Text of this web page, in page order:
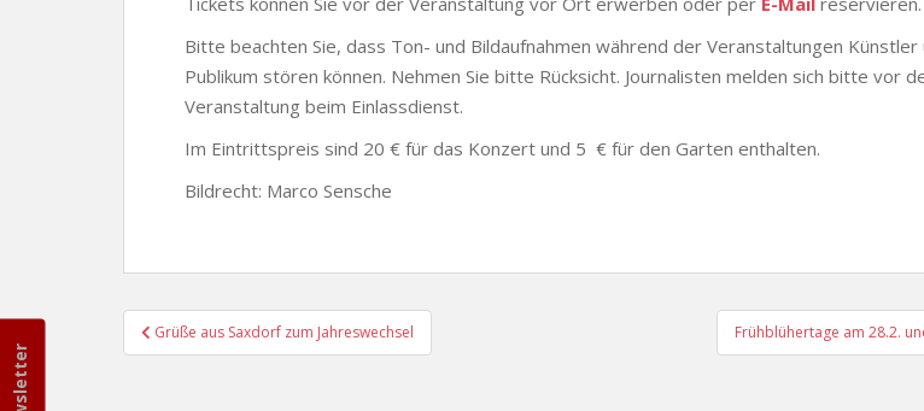
Bitte beachten Sie, dass Ton- und Bildaufnahmen während der Veranstaltungen Künstler
Publikum stören können. Nehmen Sie bitte Rücksicht. Journalisten melden sich bitte vor
Veranstaltung beim Einlassdienst.
Im Eintrittspreis sind 20 € für das Konzert und 5 € für den Garten enthalten.
Bildrecht: Marco Sensche
Beitragsnavigation
Grüße aus Saxdorf zum Jahreswechsel Frühblühertage am 28.2.